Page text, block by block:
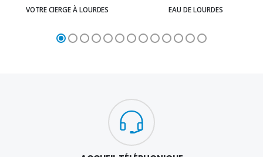
VOTRE CIERGE À LOURDES EAU DE LOURDES